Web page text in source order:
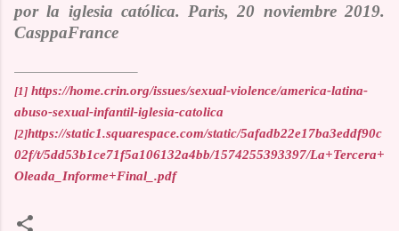
por la iglesia católica. Paris, 20 noviembre 2019.
CasppaFrance
[1] https://home.crin.org/issues/sexual-violence/america-latina-
abuso-sexual-infantil-iglesia-catolica
[2]https://static1.squarespace.com/static/5afadb22e17ba3eddf90c
02f/t/5dd53b1ce71f5a106132a4bb/1574255393397/La+Tercera+
Oleada_Informe+Final_.pdf